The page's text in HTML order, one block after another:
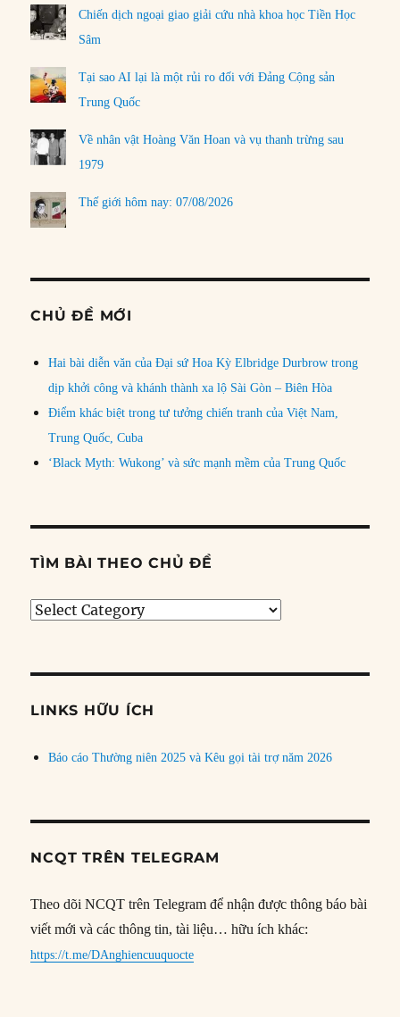
Chiến dịch ngoại giao giải cứu nhà khoa học Tiền Học
Sâm
Tại sao AI lại là một rủi ro đối với Đảng Cộng sản
Trung Quốc
Về nhân vật Hoàng Văn Hoan và vụ thanh trừng sau
1979
Thế giới hôm nay: 07/08/2026
CHỦ ĐỀ MỚI
Hai bài diễn văn của Đại sứ Hoa Kỳ Elbridge Durbrow trong
dịp khởi công và khánh thành xa lộ Sài Gòn – Biên Hòa
Điểm khác biệt trong tư tưởng chiến tranh của Việt Nam,
Trung Quốc, Cuba
‘Black Myth: Wukong’ và sức mạnh mềm của Trung Quốc
TÌM BÀI THEO CHỦ ĐỀ
Tìm
đề
LINKS HỮU ÍCH
Báo cáo Thường niên 2025 và Kêu gọi tài trợ năm 2026
NCQT TRÊN TELEGRAM
Theo dõi NCQT trên Telegram để nhận được thông báo bài
viết mới và các thông tin, tài liệu… hữu ích khác:
https://t.me/DAnghiencuuquocte